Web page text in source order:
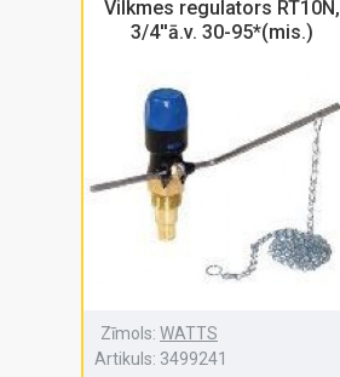
Vilkmes regulators RT10N,
3/4''ā.v. 30-95*(mis.)
Zīmols: WATTS
Artikuls: 3499241